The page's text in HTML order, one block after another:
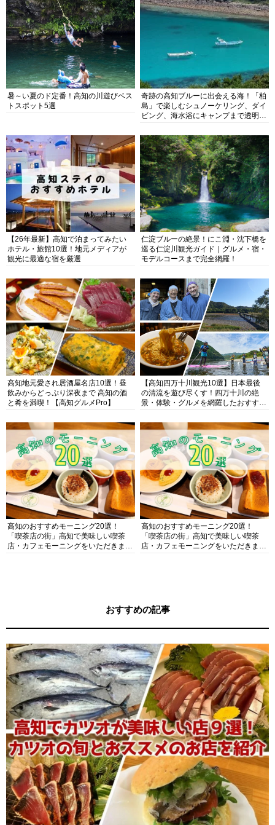
暑～い夏のド定番！高知の川遊びベス
トスポット5選
奇跡の高知ブルーに出会える海！「柏
島」で楽しむシュノーケリング、ダイ
ビング、海水浴にキャンプまで透明度
【26年最新】高知で泊まってみたい
ホテル・旅館10選！地元メディアが
観光に最適な宿を厳選
仁淀ブルーの絶景！にこ淵・沈下橋を
巡る仁淀川観光ガイド｜グルメ・宿・
モデルコースまで完全網羅！
高知地元愛され居酒屋名店10選！昼
飲みからどっぷり深夜まで 高知の酒
と肴を満喫！【高知グルメPro】
【高知四万十川観光10選】日本最後
の清流を遊び尽くす！四万十川の絶
景・体験・グルメを網羅したおすすめ
高知のおすすめモーニング20選！
「喫茶店の街」高知で美味しい喫茶
店・カフェモーニングをいただきま
高知のおすすめモーニング20選！
「喫茶店の街」高知で美味しい喫茶
店・カフェモーニングをいただきま
おすすめの記事